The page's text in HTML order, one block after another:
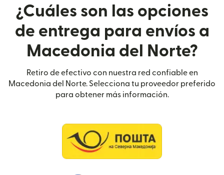
¿Cuáles son las opciones
de entrega para envíos a
Macedonia del Norte?
Retiro de efectivo con nuestra red confiable en
Macedonia del Norte. Selecciona tu proveedor preferido
para obtener más información.